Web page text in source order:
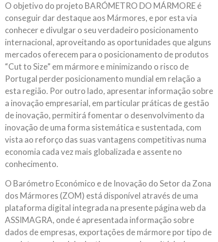
O objetivo do projeto BARÓMETRO DO MÁRMORE é
conseguir dar destaque aos Mármores, e por esta via
conhecer e divulgar o seu verdadeiro posicionamento
internacional, aproveitando as oportunidades que alguns
mercados oferecem para o posicionamento de produtos
“Cut to Size” em mármore e minimizando o risco de
Portugal perder posicionamento mundial em relação a
esta região. Por outro lado, apresentar informação sobre
a inovação empresarial, em particular práticas de gestão
de inovação, permitirá fomentar o desenvolvimento da
inovação de uma forma sistemática e sustentada, com
vista ao reforço das suas vantagens competitivas numa
economia cada vez mais globalizada e assente no
conhecimento.
O Barómetro Económico e de Inovação do Setor da Zona
dos Mármores (ZOM) está disponível através de uma
plataforma digital integrada na presente página web da
ASSIMAGRA, onde é apresentada informação sobre
dados de empresas, exportações de mármore por tipo de